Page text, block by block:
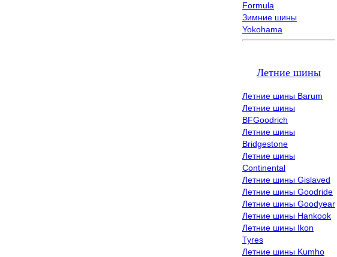
Formula
Зимние шины
Yokohama
Летние шины
Летние шины Barum
Летние шины
BFGoodrich
Летние шины
Bridgestone
Летние шины
Continental
Летние шины Gislaved
Летние шины Goodride
Летние шины Goodyear
Летние шины Hankook
Летние шины Ikon
Tyres
Летние шины Kumho